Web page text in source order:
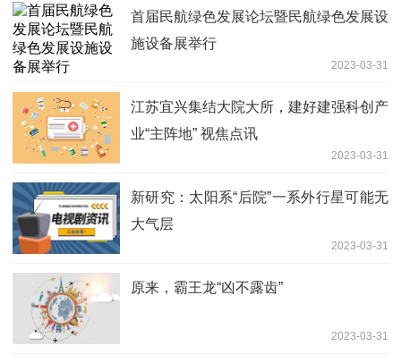
首届民航绿色发展论坛暨民航绿色发展设
施设备展举行
2023-03-31
江苏宜兴集结大院大所，建好建强科创产
业“主阵地” 视焦点讯
2023-03-31
新研究：太阳系“后院”一系外行星可能无
大气层
2023-03-31
原来，霸王龙“凶不露齿”
2023-03-31